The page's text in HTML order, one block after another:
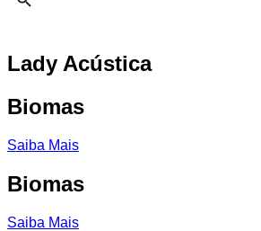
Lady Acústica
Biomas
Saiba Mais
Biomas
Saiba Mais